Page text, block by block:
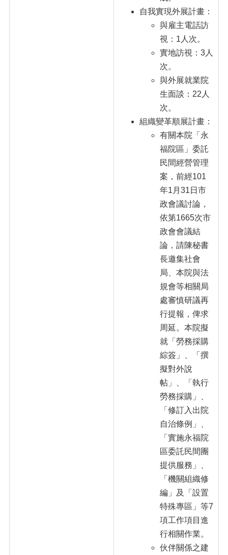
自我實現外展計畫：
與雇主電話訪
視：1人次。
實地訪視：3人
次。
與外展就業院
生面談：22人
次。
組織變革順展計畫：
有關本院「永
福院區」委託
民間經營管理
案，前經101
年1月31日市
政會議討論，
依第1665次市
政會會議結
論，請陳秘書
長邀集社會
局、本院與法
規會等相關局
處審慎研議再
行提報，俾求
周延。本院擬
就「勞務採購
綜簽」、「撰
擬對外說
帖」、「執行
勞務採購」、
「修訂入出院
自治條例」、
「實施永福院
區委託民間團
提供服務」、
「機關組織修
編」及「設置
特殊專區」等7
項工作項目進
行相關作業。
伙伴關係之建